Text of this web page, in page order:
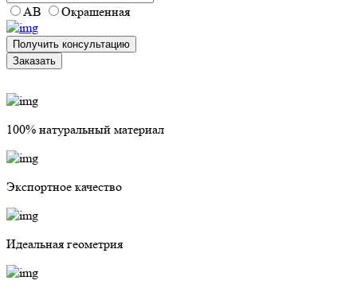
АВ Окрашенная
Получить консультацию
Заказать
100% натуральный материал
Экспортное качество
Идеальная геометрия